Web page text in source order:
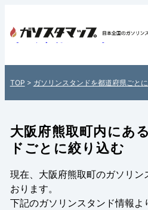
スタンド情報一覧 -
地のガソリンスタン
索サイト「ガソスタ
プ」
TOP > ガソリンスタンドを都道府県ごと
大阪府熊取町内にあ
ドごとに絞り込む
現在、大阪府熊取町のガソリン
おります。
下記のガソリンスタンド情報 よ